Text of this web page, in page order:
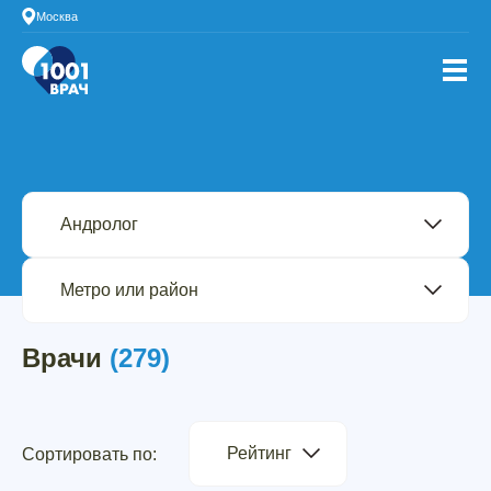
Москва
Врачи (279)
Сортировать по: Рейтинг